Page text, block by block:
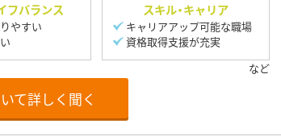
フバランス
やすい
スキル・キャリア
キャリアアップ可能な職場
資格取得支援が充実
て詳しく聞く